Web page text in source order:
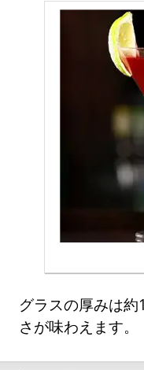
グラスの厚みは
さが味わえます。